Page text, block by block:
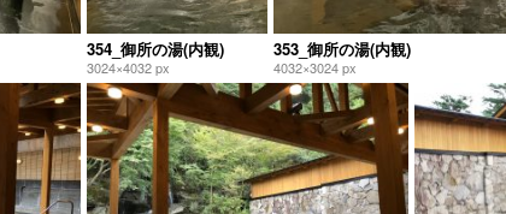
354_御所の湯(内観)
3024×4032 px
353_御所の湯(内観)
4032×3024 px